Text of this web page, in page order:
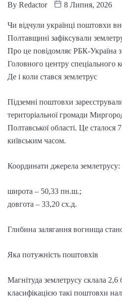
By Redactor 8 Липня, 2026
Чи відчули українці поштовхи
Полтавщині зафіксували
Про це повідомляє РБК-Україна
Головного центру спеціального
Де і коли стався землетрус
Підземні поштовхи
територіальної громади
Полтавської області. Це сталося
київським часом.
Координати джерела землетрусу:
широта – 50,33 пн.ш.;
довгота – 33,20 сх.д.
Глибина залягання вогнища
Яка потужність поштовхів
Магнітуда землетрусу склала 2,6
класифікацією такі поштовхи